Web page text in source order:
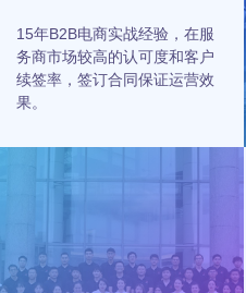
15年B2B电商实战经验，在服
务商市场较高的认可度和客户
续签率，签订合同保证运营效
果。